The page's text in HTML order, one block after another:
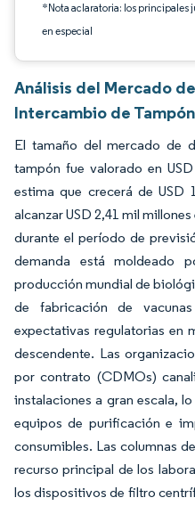
*Nota aclaratoria: los principales
en especial
Análisis del Mercado
Intercambio de
El tamaño del mercado de
tampón fue valorado en
estima que crecerá de USD
alcanzar USD 2,41 mil
durante el período de
demanda está moldeado
producción mundial de
de fabricación de
expectativas regulatorias en
descendente. Las
por contrato (CDMOs)
instalaciones a gran escala,
equipos de purificación e
consumibles. Las columnas
recurso principal de los
los dispositivos de filtro